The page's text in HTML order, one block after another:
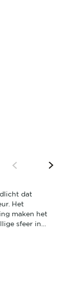
dat
Het
maken het
sfeer in
extra